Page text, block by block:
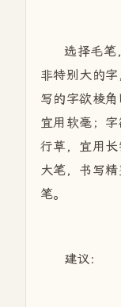
选择毛笔
非特别大的
写的字欲棱
宜用软毫；
行草，宜用
大笔，书写
笔。
建议：